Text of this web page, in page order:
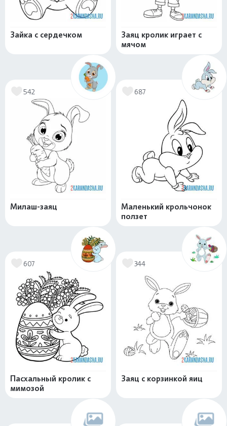
Зайка с сердечком
Заяц кролик играет с
мячом
542
Милаш-заяц
687
Маленький крольчонок
ползет
607
Пасхальный кролик с
мимозой
344
Заяц с корзинкой яиц